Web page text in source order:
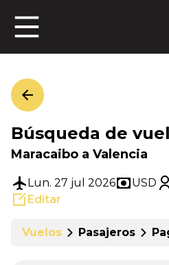
Búsqueda de
Maracaibo a Valencia
Lun. 27 jul 2026 USD
Editar
Vuelos Pasajeros